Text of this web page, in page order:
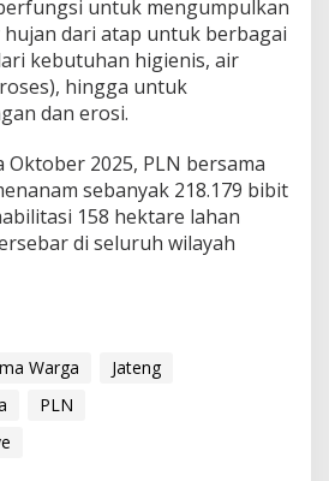
untuk mengumpulkan
dari atap untuk berbagai
kebutuhan higienis, air
hingga untuk
dan erosi.
2025, PLN bersama
sebanyak 218.179 bibit
158 hektare lahan
di seluruh wilayah
Warga
Jateng
PLN